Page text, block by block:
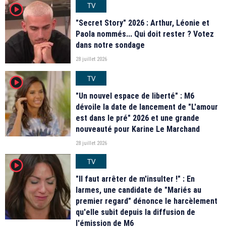
player2
TV
"Secret Story" 2026 : Arthur, Léonie et
Paola nommés... Qui doit rester ? Votez
dans notre sondage
28 juillet 2026
player2
TV
"Un nouvel espace de liberté" : M6
dévoile la date de lancement de "L'amour
est dans le pré" 2026 et une grande
nouveauté pour Karine Le Marchand
28 juillet 2026
player2
TV
"Il faut arrêter de m'insulter !" : En
larmes, une candidate de "Mariés au
premier regard" dénonce le harcèlement
qu'elle subit depuis la diffusion de
l'émission de M6